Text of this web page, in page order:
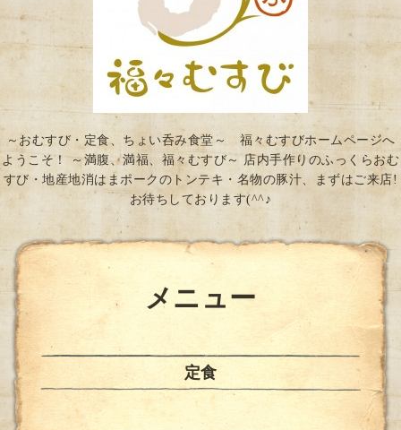
～おむすび・定食、ちょい呑み食堂～ 福々むすびホームページへ
ようこそ！ ～満腹、満福、福々むすび～ 店内手作りのふっくらおむ
すび・地産地消はまポークのトンテキ・名物の豚汁、まずはご来店!
お待ちしております(^^♪
メニュー
定食